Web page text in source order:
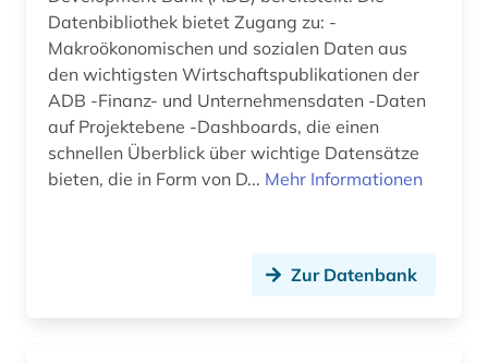
datenverarbeitung (1)
deep learning (1)
demographie (16)
Datenbibliothek bietet Zugang zu: -
Makroökonomischen und sozialen Daten aus
den wichtigsten Wirtschaftspublikationen der
ADB -Finanz- und Unternehmensdaten -Daten
auf Projektebene -Dashboards, die einen
schnellen Überblick über wichtige Datensätze
bieten, die in Form von D... Mehr Informationen
Zur Datenbank